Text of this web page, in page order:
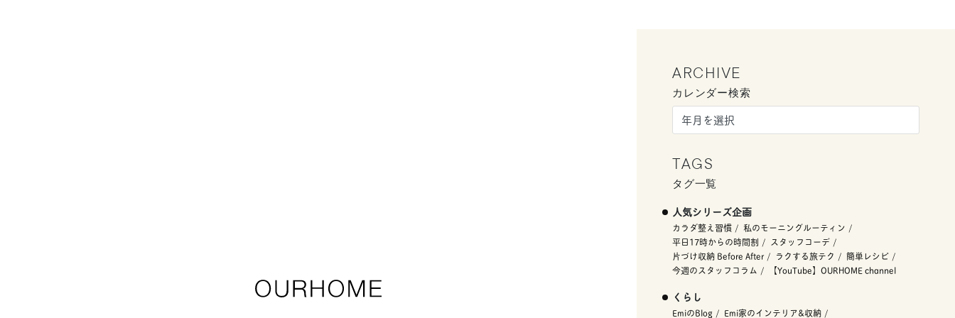
ARCHIVE
カレンダー検索
TAGS
タグ一覧
人気シリーズ企画
カラダ整え習慣
私のモーニングルーティン
平日17時からの時間割
スタッフコーデ
片づけ収納 Before After
ラクする旅テク
簡単レシピ
今週のスタッフコラム
【YouTube】OURHOME channel
くらし
EmiのBlog Emi家のインテリア&収納